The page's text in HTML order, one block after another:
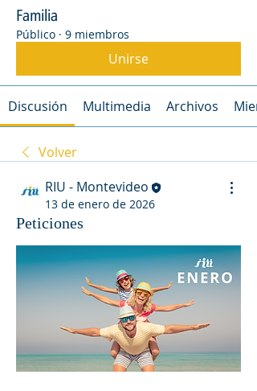
Familia
Público · 9 miembros
Unirse
Discusión Multimedia Archivos
Volver
RIU - Montevideo
13 de enero de 2026
Peticiones